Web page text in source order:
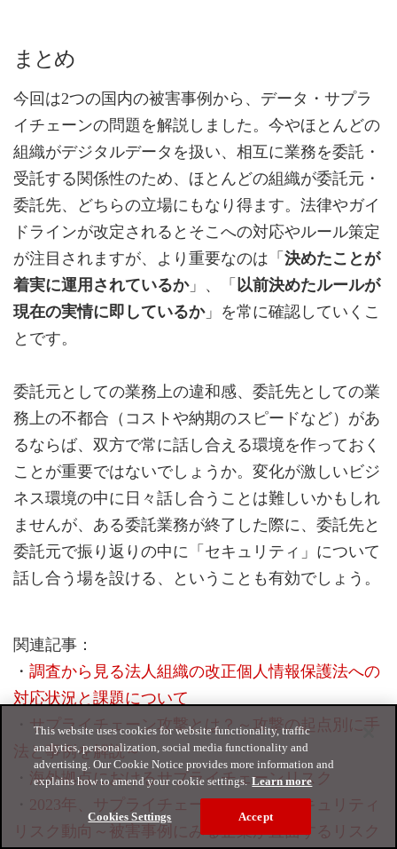
まとめ
今回は2つの国内の被害事例から、データ・サプラ
イチェーンの問題を解説しました。今やほとんどの
組織がデジタルデータを扱い、相互に業務を委託・
受託する関係性のため、ほとんどの組織が委託元・
委託先、どちらの立場にもなり得ます。法律やガイ
ドラインが改定されるとそこへの対応やルール策定
が注目されますが、より重要なのは「 決めたことが
着実に運用されているか」、「 以前決めたルールが
現在の実情に即しているか」を常に確認していくこ
とです。
委託元としての業務上の違和感、委託先としての業
務上の不都合（コストや納期のスピードなど）があ
るならば、双方で常に話し合える環境を作っておく
ことが重要ではないでしょうか。変化が激しいビジ
ネス環境の中に日々話し合うことは難しいかもしれ
ませんが、ある委託業務が終了した際に、委託先と
委託元で振り返りの中に「セキュリティ」について
話し合う場を設ける、ということも有効でしょう。
関連記事：
・ 調査から見る法人組織の改正個人情報保護法への
対応状況と課題について
サプライチェーン攻撃とは？～攻撃の起点別に手
法と事例を解説～
海外拠点におけるサプライチェーンリスク
2023年、サプライチェーンにおけるセキュリティ
リスク動向～被害事例にみる企業が直面するリスク
This website uses cookies for website functionality, traffic
analytics, personalization, social media functionality and
advertising. Our Cookie Notice provides more information and
explains how to amend your cookie settings. Learn more
Cookies Settings Accept